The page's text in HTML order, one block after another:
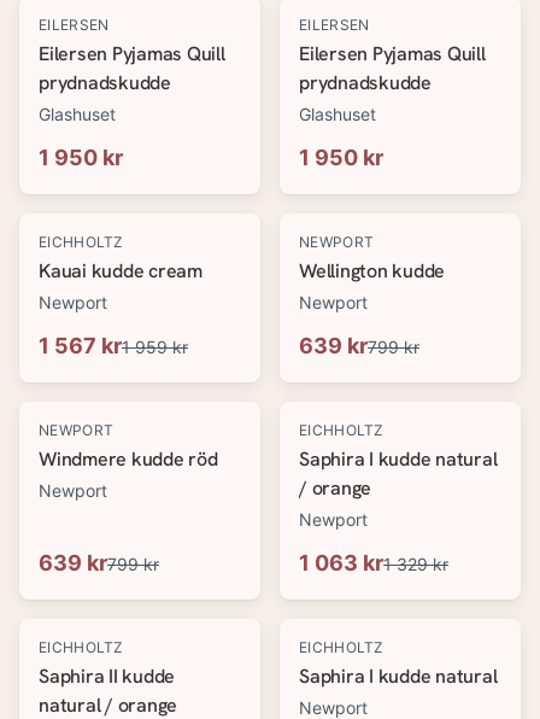
EILERSEN
Eilersen Pyjamas Quill
prydnadskudde
Glashuset
1 950 kr
EILERSEN
Eilersen Pyjamas Quill
prydnadskudde
Glashuset
1 950 kr
-20%
EICHHOLTZ
Kauai kudde cream
Newport
1 567 kr1 959 kr
-20%
NEWPORT
Wellington kudde
Newport
639 kr799 kr
-20%
NEWPORT
Windmere kudde röd
Newport
639 kr799 kr
-20%
EICHHOLTZ
Saphira I kudde natural
/ orange
Newport
1 063 kr1 329 kr
-20%
EICHHOLTZ
Saphira II kudde
natural / orange
-20%
EICHHOLTZ
Saphira I kudde natural
Newport